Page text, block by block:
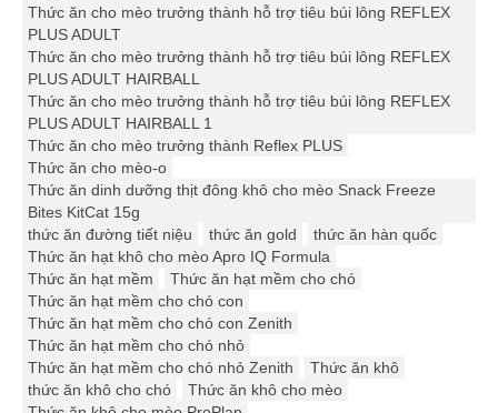
Thức ăn cho mèo trưởng thành hỗ trợ tiêu búi lông REFLEX
PLUS ADULT
Thức ăn cho mèo trưởng thành hỗ trợ tiêu búi lông REFLEX
PLUS ADULT HAIRBALL
Thức ăn cho mèo trưởng thành hỗ trợ tiêu búi lông REFLEX
PLUS ADULT HAIRBALL 1
Thức ăn cho mèo trưởng thành Reflex PLUS
Thức ăn cho mèo-o
Thức ăn dinh dưỡng thịt đông khô cho mèo Snack Freeze
Bites KitCat 15g
thức ăn đường tiết niệu
thức ăn gold
thức ăn hàn quốc
Thức ăn hạt khô cho mèo Apro IQ Formula
Thức ăn hạt mềm
Thức ăn hạt mềm cho chó
Thức ăn hạt mềm cho chó con
Thức ăn hạt mềm cho chó con Zenith
Thức ăn hạt mềm cho chó nhỏ
Thức ăn hạt mềm cho chó nhỏ Zenith
Thức ăn khô
thức ăn khô cho chó
Thức ăn khô cho mèo